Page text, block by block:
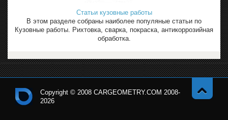
Статьи кузовные работы
В этом разделе собраны наиболее популяные статьи по
Кузовные работы. Рихтовка, сварка, покраска, антикоррозийная
обработка.
Copyright © 2008 CARGEOMETRY.COM 2008-
2026